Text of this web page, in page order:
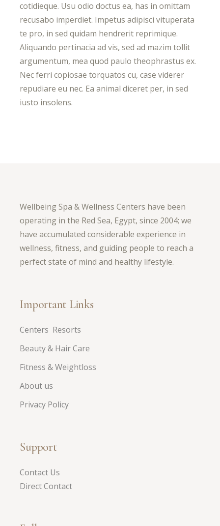
cotidieque. Usu odio doctus ea, has in omittam
recusabo imperdiet. Impetus adipisci vituperata
te pro, in sed quidam hendrerit reprimique.
Aliquando pertinacia ad vis, sed ad mazim tollit
argumentum, mea quod paulo theophrastus ex.
Nec ferri copiosae torquatos cu, case viderer
repudiare eu nec. Ea animal diceret per, in sed
iusto insolens.
Wellbeing Spa & Wellness Centers have been
operating in the Red Sea, Egypt, since 2004; we
have accumulated considerable experience in
wellness, fitness, and guiding people to reach a
perfect state of mind and healthy lifestyle.
Important Links
Centers Resorts
Beauty & Hair Care
Fitness & Weightloss
About us
Privacy Policy
Support
Contact Us
Direct Contact